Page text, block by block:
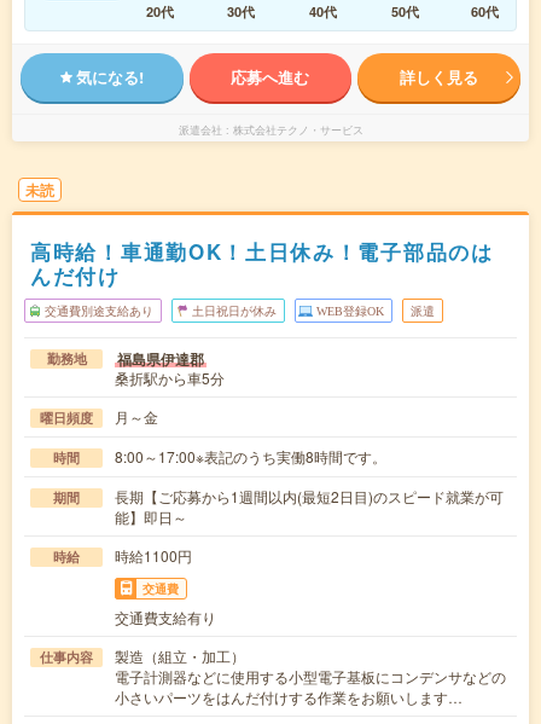
20代
30代 40代 50代 60代
気になる! 応募へ進む 詳しく見る
派遣会社 株式会社テクノ・サービス
未読
高時給！車通勤OK！土日休み！電子部品のは
んだ付け
交通費別途支給あり 土日祝日が休み WEB登録OK 派遣
勤務地 福島県伊達郡
桑折駅から車5分
曜日頻度 月～金
時間 8:00～17:00※表記のうち実働8時間です。
期間
長期【ご応募から1週間以内(最短2日目)のスピード就業が可
能】即日～
時給 時給1100円
交通費
交通費支給有り
仕事内容
製造（組立・加工）
電子計測器などに使用する小型電子基板にコンデンサなどの
小さいパーツをはんだ付けする作業をお願いします…